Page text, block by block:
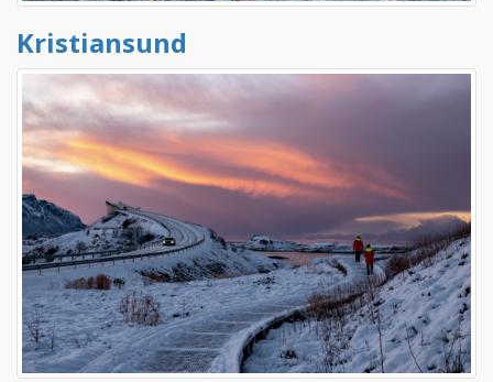
Kristiansund